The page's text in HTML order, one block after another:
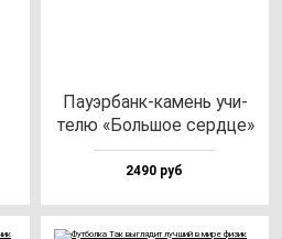
Пауэр­банк-ка­мень учи­
те­лю «Боль­шое сер­дце»
2490 руб